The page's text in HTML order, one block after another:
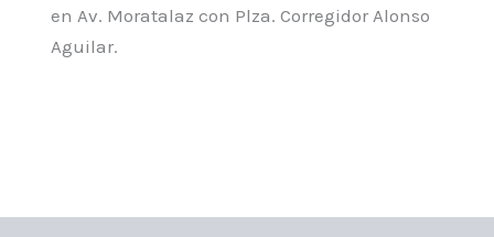
en Av. Moratalaz con Plza. Corregidor Alonso
Aguilar.